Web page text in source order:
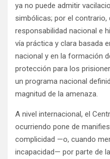
ya no puede admitir
simbólicas; por el contrario,
responsabilidad nacional e
vía práctica y clara basada
nacional y en la formación
protección para los
un programa nacional
magnitud de la amenaza.
A nivel internacional, el
ocurriendo pone de
complicidad —o, cuando
incapacidad— por parte de